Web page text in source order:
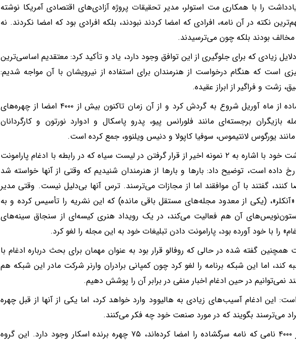
را با همکاری مت استولر، مدیر تحقیقات پروژه آزادی‌های اقتصادی آمریکا نوشته
نکته در آن نامه، افرادی که امضا کردند نبودند، بلکه افرادی بود که امضا نکردند. نه
مخالف بودند بلکه چون می‌ترسیدند.
زیادی که برای جلوگیری از این توافق وجود دارد، یاد و تأکید کرد: معتقدیم اساسی‌ترین
است که هنگام درخواست از هنرمندان برای استفاده از نیرویشان با آن مواجه شدیم:
زشت و فراگیر از ابراز عقیده.
این نامه سرگشاده از ماه آوریل شروع به گردش کرد و از آن زمان تاکنون بیش از ۴۰۰۰ امضا از چهره‌های
بازیگران برجسته‌ای مانند فلورانس پیو، پدرو پاسکال و ادوارد نورتون و کارگردانان
یورگوس لانتیموس، سوفیا کاپولا و دنیس ویلنوو، جمع‌ کرده است.
روفالو در یادداشت خود با اشاره به ۲ نمونه اخیر از قرار گرفتن در لیست سیاه که در رابطه با ادغام پارامونت
رخ داده است، توضیح داد: بارها و بارها از هنرمندان شنیدیم که وقتی از آنها خواسته شد
کنند، گفتند با آن موافقند اما از مجازات می‌ترسند. ترس آنها بی‌دلیل نیست. وقتی مدیر
(یکی از معدود مجله‌های مستقل باقی مانده) که این نشریه را تأسیس کرده و به
آن هم فعالیت می‌کند، در یک رویداد هنری کیسه‌ای از سنجاق سینه‌های
را با خود آورده بود، پارامونت دادن تبلیغات خود به این مجله را لغو کرد.
همچنین گفته شده در حالی که روفالو قرار بود به عنوان مهمان برای بحث درباره ادغام با
کند، اما این شبکه برنامه را لغو کرد چون کمپانی برادران وارنر شرکت مادر این شبکه هم
نمی‌توانیم در حین ادغام اخبار منفی در برابر آن را پوشش دهیم.
این ادغام آسیب‌های زیادی به هالیوود وارد خواهد کرد، اما یکی از آنها از قبل چهره
می‌ترسند بگویند که در مورد صنعت خود چه فکر می‌کنند.
در بین بیش از ۴۰۰۰ نامی که نامه سرگشاده را امضا کرده‌اند، ۷۵ چهره برنده اسکار وجود دارد. این گروه